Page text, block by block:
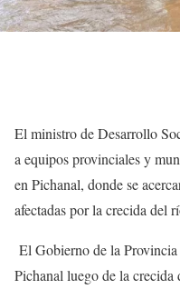
El ministro de Desarrollo
a equipos provinciales y
en Pichanal, donde se
afectadas por la crecida del
El Gobierno de la Provincia
Pichanal luego de la